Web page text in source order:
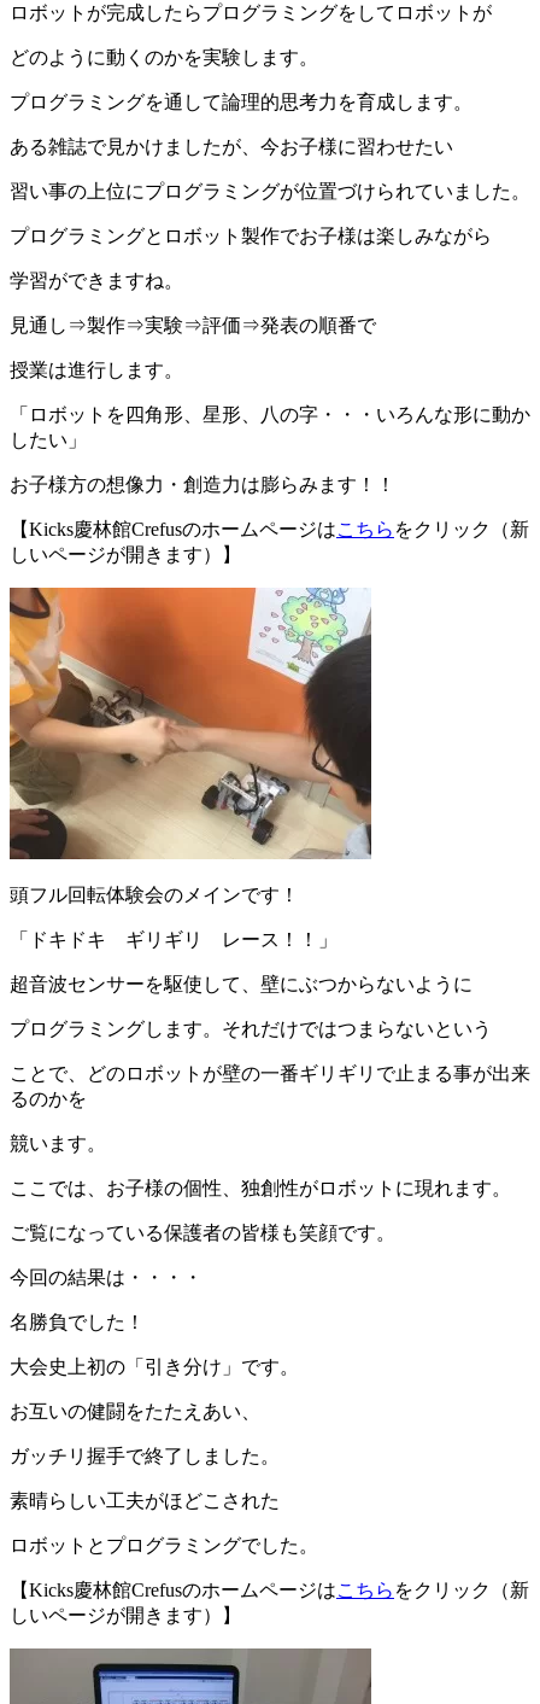
ロボットが完成したらプログラミングをしてロボットが
どのように動くのかを実験します。
プログラミングを通して論理的思考力を育成します。
ある雑誌で見かけましたが、今お子様に習わせたい
習い事の上位にプログラミングが位置づけられていました。
プログラミングとロボット製作でお子様は楽しみながら
学習ができますね。
見通し⇒製作⇒実験⇒評価⇒発表の順番で
授業は進行します。
「ロボットを四角形、星形、八の字・・・いろんな形に動か
したい」
お子様方の想像力・創造力は膨らみます！！
【Kicks慶林館Crefusのホームページはこちら をクリック（新
しいページが開きます）】
頭フル回転体験会のメインです！
「ドキドキ ギリギリ レース！！」
超音波センサーを駆使して、壁にぶつからないように
プログラミングします。それだけではつまらないという
ことで、どのロボットが壁の一番ギリギリで止まる事が出来
るのかを
競います。
ここでは、お子様の個性、独創性がロボットに現れます。
ご覧になっている保護者の皆様も笑顔です。
今回の結果は・・・・
名勝負でした！
大会史上初の「引き分け」です。
お互いの健闘をたたえあい、
ガッチリ握手で終了しました。
素晴らしい工夫がほどこされた
ロボットとプログラミングでした。
【Kicks慶林館Crefusのホームページはこちら をクリック（新
しいページが開きます）】